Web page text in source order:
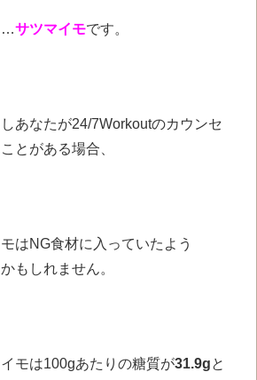
…サツマイモです。
あなたが24/7Workoutのカウンセ
とがある場合、
はNG食材に入っていたよう
もしれません。
モは100gあたりの糖質が31.9gと